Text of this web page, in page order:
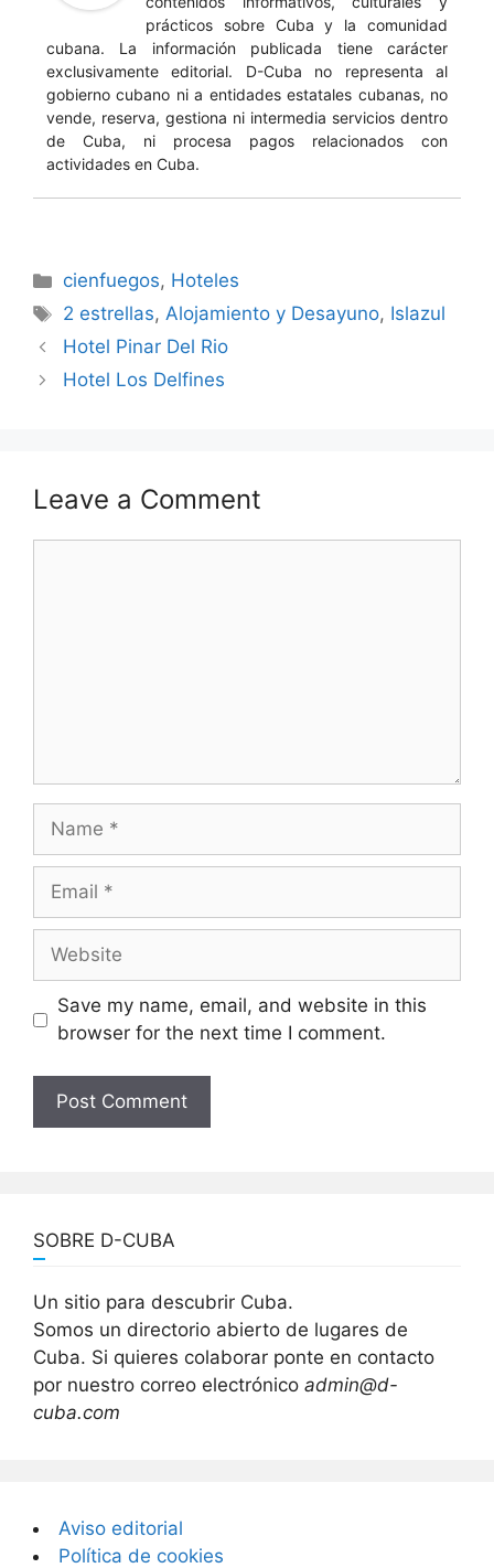
prácticos sobre Cuba y la comunidad
cubana. La información publicada tiene carácter
exclusivamente editorial. D-Cuba no representa al
gobierno cubano ni a entidades estatales cubanas, no
vende, reserva, gestiona ni intermedia servicios dentro
de Cuba, ni procesa pagos relacionados con
actividades en Cuba.
Categories
cienfuegos, Hoteles
Tags
2 estrellas,Alojamiento y Desayuno, Islazul
Hotel Pinar Del Rio
Hotel Los Delfines
Leave a Comment
Name
Email
Website
Save my name, email, and website in this
browser for the next time I comment.
SOBRE D-CUBA
Un sitio para descubrir Cuba.
Somos un directorio abierto de lugares de
Cuba. Si quieres colaborar ponte en contacto
por nuestro correo electrónico admin@d-
cuba.com
Aviso editorial
Política de cookies